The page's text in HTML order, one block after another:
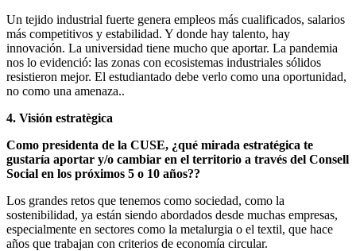
Un tejido industrial fuerte genera empleos más cualificados, salarios
más competitivos y estabilidad. Y donde hay talento, hay
innovación. La universidad tiene mucho que aportar. La pandemia
nos lo evidenció: las zonas con ecosistemas industriales sólidos
resistieron mejor. El estudiantado debe verlo como una oportunidad,
no como una amenaza..
4. Visión estratègica
Como presidenta de la CUSE, ¿qué mirada estratégica te
gustaría aportar y/o cambiar en el territorio a través del Consell
Social en los próximos 5 o 10 años??
Los grandes retos que tenemos como sociedad, como la
sostenibilidad, ya están siendo abordados desde muchas empresas,
especialmente en sectores como la metalurgia o el textil, que hace
años que trabajan con criterios de economía circular.